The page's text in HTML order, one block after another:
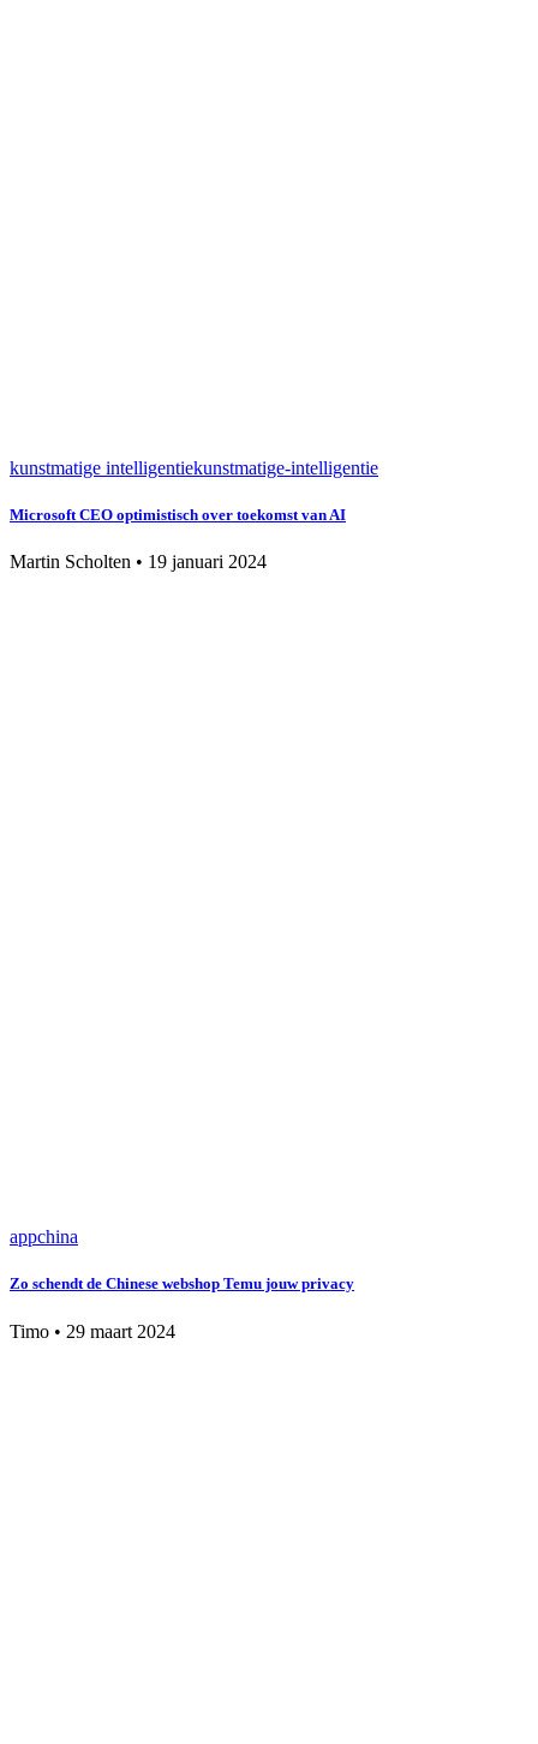
kunstmatige intelligentiekunstmatige-intelligentie
Microsoft CEO optimistisch over toekomst van AI
Martin Scholten • 19 januari 2024
appchina
Zo schendt de Chinese webshop Temu jouw privacy
Timo • 29 maart 2024